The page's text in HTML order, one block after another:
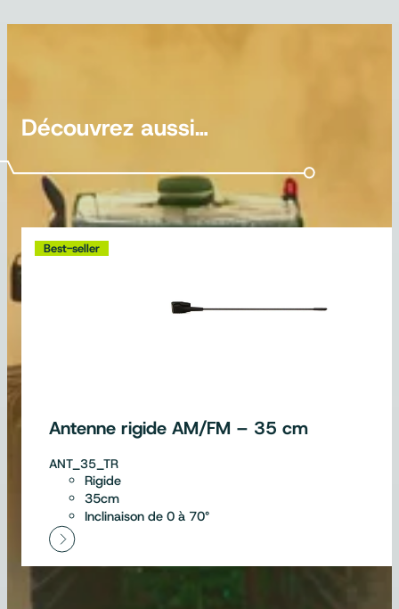
Découvrez aussi…
Best-seller
Antenne rigide AM/FM – 35 cm
ANT_35_TR
Rigide
35cm
Inclinaison de 0 à 70°